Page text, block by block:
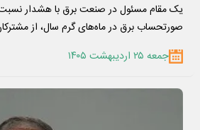
یک مقام مسئول در صنعت برق با هشدار
صورتحساب برق در ماه‌های گرم سال، از
جمعه ۲۵ اردیبهشت ۱۴۰۵